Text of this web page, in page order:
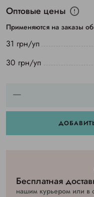
Оптовые цены
Применяются на заказы
31 грн/уп
30 грн/уп
Бесплатная
нашим курьером или в